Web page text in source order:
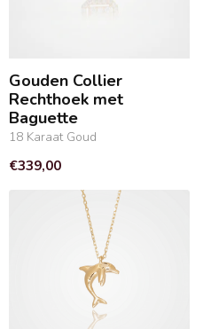
Gouden Collier
Rechthoek met
Baguette
18 Karaat Goud
€339,00